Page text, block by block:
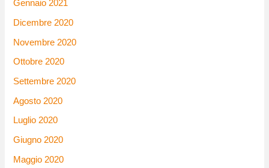
Gennaio 2021
Dicembre 2020
Novembre 2020
Ottobre 2020
Settembre 2020
Agosto 2020
Luglio 2020
Giugno 2020
Maggio 2020